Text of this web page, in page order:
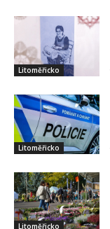
Litoměřicko
Litoměřicko
Litoměřicko